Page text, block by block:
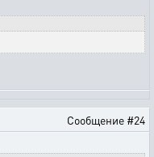
Сообщение #24